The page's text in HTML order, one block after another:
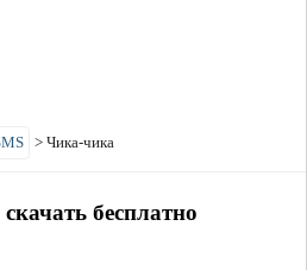
> Чика-чика
бесплатно